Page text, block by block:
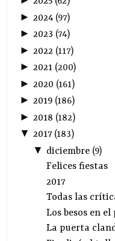
► 2024 (97)
►2023 (74)
► 2022 (117)
►2021 (200)
► 2020 (161)
►2019 (186)
► 2018 (182)
▼2017(183)
▼ diciembre(9)
Felices fiestas
2017
Todas las
Los besos en el
La puerta